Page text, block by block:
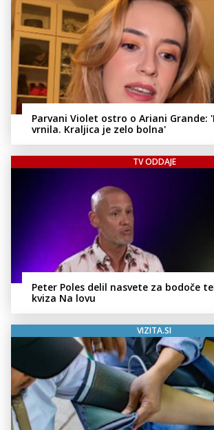
Parvani Violet ostro o Ariani Grande:
vrnila. Kraljica je zelo bolna'
TV ODDAJE
Peter Poles delil nasvete za bodoče
kviza Na lovu
VIZITA.SI